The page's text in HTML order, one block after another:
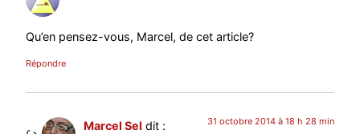
Qu’en pensez-vous, Marcel, de cet article?
Répondre
Marcel Sel dit : 31 octobre 2014 à 18 h 28 min